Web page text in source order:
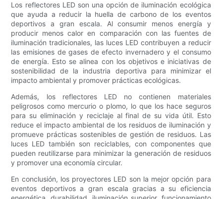
Los reflectores LED son una opción de iluminación ecológica
que ayuda a reducir la huella de carbono de los eventos
deportivos a gran escala. Al consumir menos energía y
producir menos calor en comparación con las fuentes de
iluminación tradicionales, las luces LED contribuyen a reducir
las emisiones de gases de efecto invernadero y el consumo
de energía. Esto se alinea con los objetivos e iniciativas de
sostenibilidad de la industria deportiva para minimizar el
impacto ambiental y promover prácticas ecológicas.
Además, los reflectores LED no contienen materiales
peligrosos como mercurio o plomo, lo que los hace seguros
para su eliminación y reciclaje al final de su vida útil. Esto
reduce el impacto ambiental de los residuos de iluminación y
promueve prácticas sostenibles de gestión de residuos. Las
luces LED también son reciclables, con componentes que
pueden reutilizarse para minimizar la generación de residuos
y promover una economía circular.
En conclusión, los proyectores LED son la mejor opción para
eventos deportivos a gran escala gracias a su eficiencia